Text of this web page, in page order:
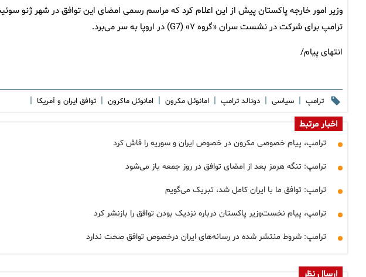
وزیر امور خارجه پاکستان پیش از این اعلام کرد که مراسم رسمی امضای این توافق در شهر ژنو
ترامپ برای شرکت در نشست سران «گروه ۷» (G7) در اروپا به سر می‌برد.
انتهای پیام/
ترامپ | سیاسی | دونالد ترامپ | امانوئل مکرون | امانوئل ماکرون | توافق ایران و آمریکا |
اخبار مرتبط
ترامپ، پیام خصوصی مکرون در خصوص ایران و سوریه را فاش کرد
ترامپ: تنگه هرمز بعد از امضای توافق در روز جمعه باز می‌شود
ترامپ: توافق ما با ایران کامل شد، تبریک می‌گویم
ترامپ، پیام نخست‌وزیر پاکستان درباره نزدیک بودن توافق را بازنشر کرد
ترامپ: شروط منتشر شده در رسانه‌های ایران درخصوص توافق صحت ندارد
ارسال نظر